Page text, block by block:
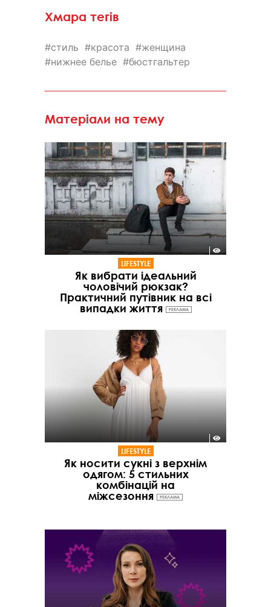
Хмара тегів
стиль красота
женщина
нижнее белье
бюстгальтер
Матеріали на тему
LIFESTYLE
Як вибрати ідеальний
чоловічий рюкзак?
Практичний путівник на всі
випадки життя
РЕКЛАМА
LIFESTYLE
Як носити сукні з верхнім
одягом: 5 стильних
комбінацій на
міжсезоння
РЕКЛАМА